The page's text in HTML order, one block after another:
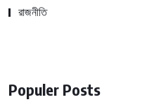
রাজনীতি
Populer Posts